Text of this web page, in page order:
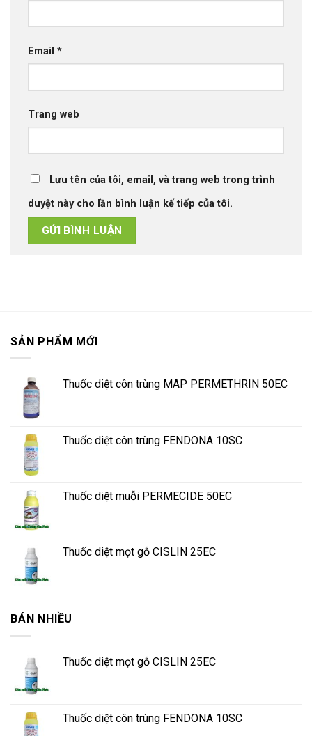
Email *
Trang web
Lưu tên của tôi, email, và trang web trong trình
duyệt này cho lần bình luận kế tiếp của tôi.
SẢN PHẨM MỚI
Thuốc diệt côn trùng MAP PERMETHRIN 50EC
Thuốc diệt côn trùng FENDONA 10SC
Thuốc diệt muỗi PERMECIDE 50EC
Thuốc diệt mọt gỗ CISLIN 25EC
BÁN NHIỀU
Thuốc diệt mọt gỗ CISLIN 25EC
Thuốc diệt côn trùng FENDONA 10SC